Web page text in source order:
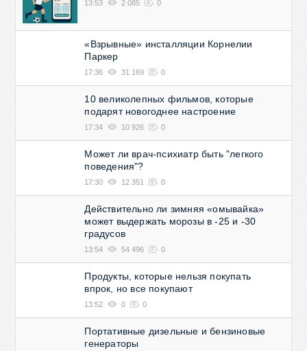
13:53 2 085 0
«Взрывные» инсталляции Корнелии
Паркер
17:36 31 169 0
10 великолепных фильмов, которые
подарят новогоднее настроение
17:34 10 926 0
Может ли врач-психиатр быть "легкого
поведения"?
17:30 12 351 0
Действительно ли зимняя «омывайка»
может выдержать морозы в -25 и -30
градусов
13:54 54 496 0
Продукты, которые нельзя покупать
впрок, но все покупают
13:52 0 0
Портативные дизельные и бензиновые
генераторы